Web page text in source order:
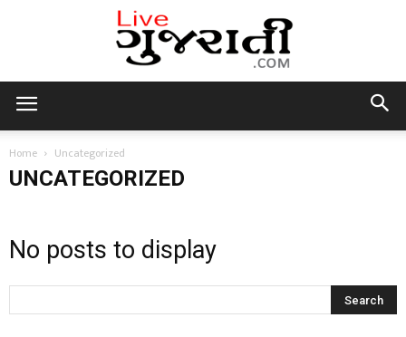
Home Uncategorized
UNCATEGORIZED
No posts to display